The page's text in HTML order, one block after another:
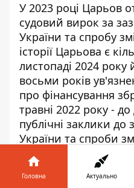
У 2023 році Царьов
судовий вирок за
України та спробу
історії Царьова є
листопаді 2024 року
восьми років
про фінансування
травні 2022 року -
публічні заклики до
України та спроби
конституційний лад
шляхом.
Головна Актуально